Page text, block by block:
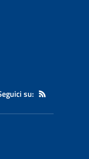
su: